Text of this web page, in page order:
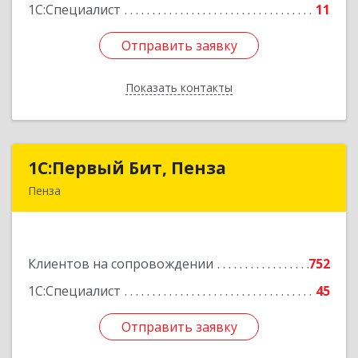
1С:Специалист
11
Отправить заявку
Показать контакты
Отправить заявку
Назад
1С:Первый Бит, Пенза
Пенза
Клиентов на сопровождении
752
1С:Специалист
45
Отправить заявку
1С:Первый Бит, Пенза
Подробнее
Отправить заявку